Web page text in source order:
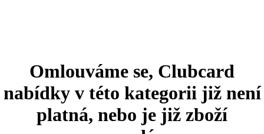
Omlouváme se, Clubcard
nabídky v této kategorii již není
platná, nebo je již zboží